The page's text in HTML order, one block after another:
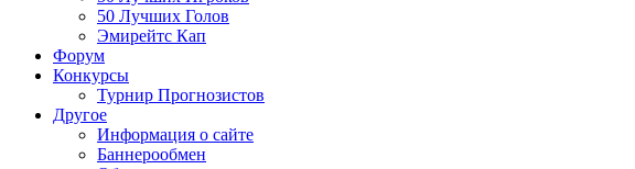
50 Лучших Голов
Эмирейтс Кап
Форум
Конкурсы
Турнир Прогнозистов
Другое
Информация о сайте
Баннерообмен